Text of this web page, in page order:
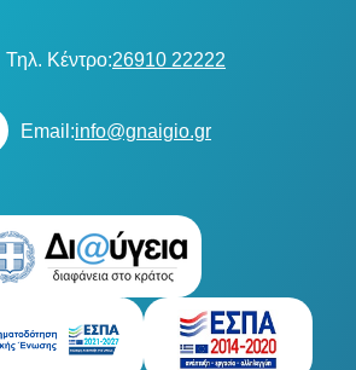
Τηλ. Κέντρο:26910 22222
Email:info@gnaigio.gr